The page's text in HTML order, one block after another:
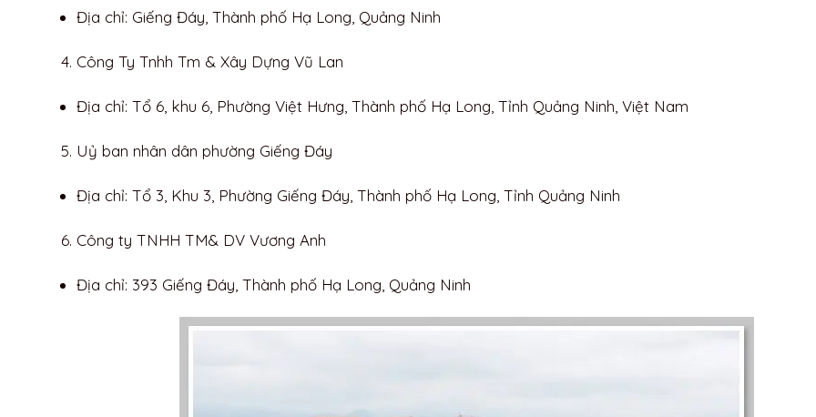
Địa chỉ: Giếng Đáy, Thành phố Hạ Long, Quảng Ninh
Công Ty Tnhh Tm & Xây Dựng Vũ Lan
Địa chỉ: Tổ 6, khu 6, Phường Việt Hưng, Thành phố Hạ Long, Tỉnh Quảng Ninh, Việt Nam
Uỷ ban nhân dân phường Giếng Đáy
Địa chỉ: Tổ 3, Khu 3, Phường Giếng Đáy, Thành phố Hạ Long, Tỉnh Quảng Ninh
Công ty TNHH TM& DV Vương Anh
Địa chỉ: 393 Giếng Đáy, Thành phố Hạ Long, Quảng Ninh